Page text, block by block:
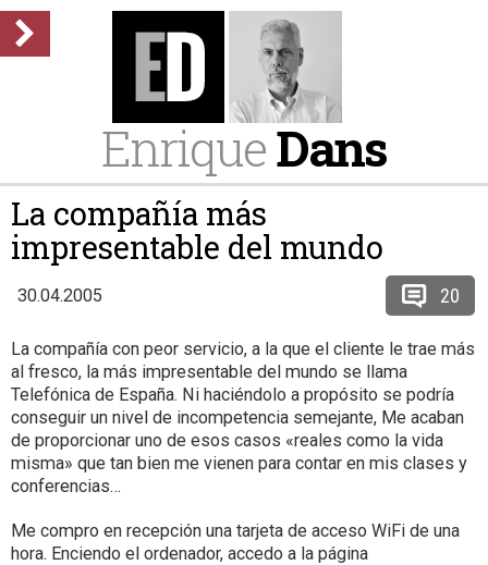
EnriqueDans
La compañía más
impresentable del mundo
30.04.2005 20
La compañía con peor servicio, a la que el cliente le trae más
al fresco, la más impresentable del mundo se llama
Telefónica de España. Ni haciéndolo a propósito se podría
conseguir un nivel de incompetencia semejante, Me acaban
de proporcionar uno de esos casos «reales como la vida
misma» que tan bien me vienen para contar en mis clases y
conferencias…
Me compro en recepción una tarjeta de acceso WiFi de una
hora. Enciendo el ordenador, accedo a la página